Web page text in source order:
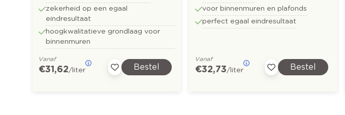
zekerheid op een egaal
eindresultaat
hoogkwalitatieve grondlaag voor
binnenmuren
Vanaf
€ 31,62/liter Bestel
voor binnenmuren en plafonds
perfect egaal eindresultaat
Vanaf
€ 32,73/liter Bestel